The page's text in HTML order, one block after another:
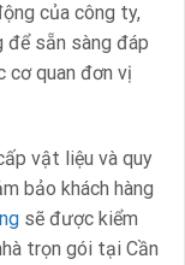
của công ty,
để sẵn sàng đáp
cơ quan đơn vị
vật liệu và quy
bảo khách hàng
sẽ được kiểm
trọn gói tại Cần